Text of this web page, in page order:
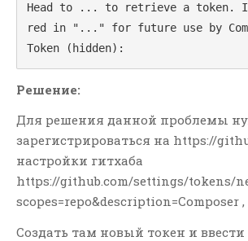
JavaScript
Linux
MODx
OpenCart
Head to ... to retrieve a token.
red in "..." for future use by
Token (hidden):
Решение:
Для решения данной проблемы
зарегистрироваться на https://
настройки гитхаба
https://github.com/settings/tokens/
scopes=repo&description=Composer ,
Создать там новый токен и ввести